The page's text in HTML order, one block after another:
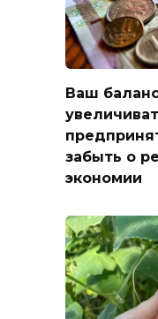
Ваш
забыть о
экономии